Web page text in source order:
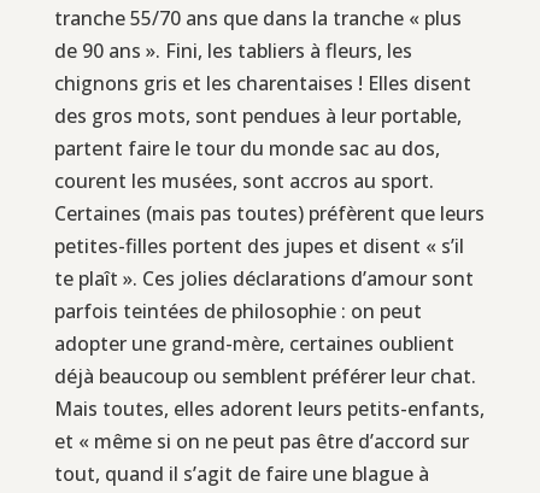
tranche 55/70 ans que dans la tranche « plus
de 90 ans ». Fini, les tabliers à fleurs, les
chignons gris et les charentaises ! Elles disent
des gros mots, sont pendues à leur portable,
partent faire le tour du monde sac au dos,
courent les musées, sont accros au sport.
Certaines (mais pas toutes) préfèrent que leurs
petites-filles portent des jupes et disent « s’il
te plaît ». Ces jolies déclarations d’amour sont
parfois teintées de philosophie : on peut
adopter une grand-mère, certaines oublient
déjà beaucoup ou semblent préférer leur chat.
Mais toutes, elles adorent leurs petits-enfants,
et « même si on ne peut pas être d’accord sur
tout, quand il s’agit de faire une blague à